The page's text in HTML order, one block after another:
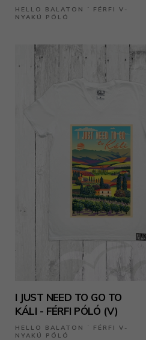
HELLO BALATON ˙ FÉRFI V-
NYAKÚ PÓLÓ
I JUST NEED TO GO TO
KÁLI - FÉRFI PÓLÓ (V)
HELLO BALATON ˙ FÉRFI V-
NYAKÚ PÓLÓ